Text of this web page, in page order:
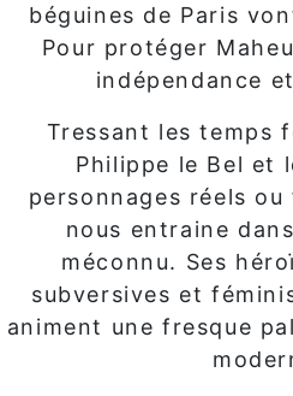
béguines de Paris
Pour protéger
indépendance
Tressant les temps
Philippe le Bel et
personnages réels
nous entraine
méconnu. Ses
subversives et
animent une fresque